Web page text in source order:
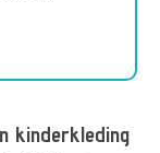
kinderkleding